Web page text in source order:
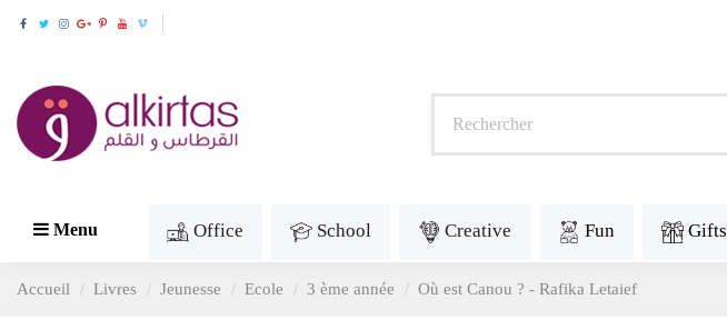
Menu Office School Creative Fun Gifts
Accueil Livres Jeunesse Ecole 3 ème année Où est Canou ? - Rafika Letaief